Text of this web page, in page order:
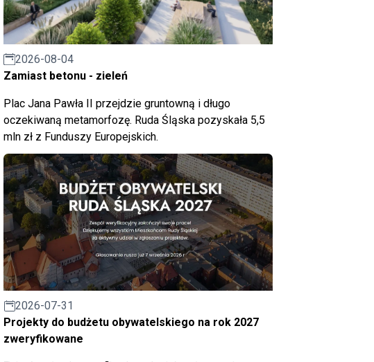
2026-08-04
Zamiast betonu - zieleń
Plac Jana Pawła II przejdzie gruntowną i długo
oczekiwaną metamorfozę. Ruda Śląska pozyskała 5,5
mln zł z Funduszy Europejskich.
2026-07-31
Projekty do budżetu obywatelskiego na rok 2027
zweryfikowane